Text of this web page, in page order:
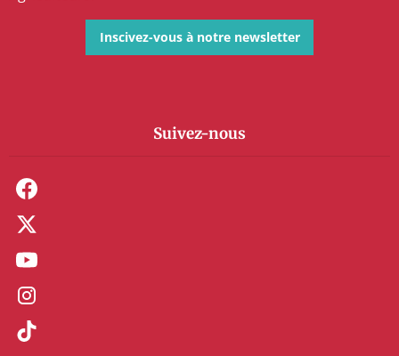
Inscivez-vous à notre newsletter
Suivez-nous